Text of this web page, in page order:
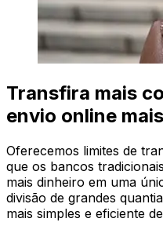
Transfira mais
envio online
Oferecemos limites de
que os bancos
mais dinheiro em uma
divisão de grandes
mais simples e eficiente